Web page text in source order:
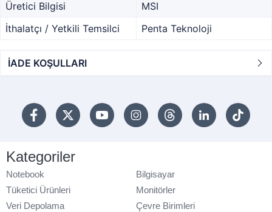
Üretici Bilgisi
MSI
İthalatçı / Yetkili Temsilci
Penta Teknoloji
İADE KOŞULLARI
Kategoriler
Notebook
Bilgisayar
Tüketici Ürünleri
Monitörler
Veri Depolama
Çevre Birimleri